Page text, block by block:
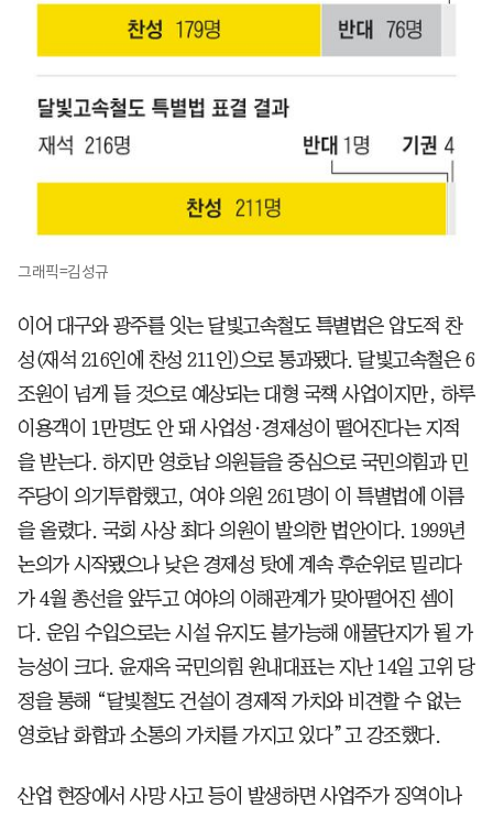
그래픽=김성규
이어 대구와 광주를 잇는 달빛고속철도 특별법은 압도적 찬
성(재석 216인에 찬성 211인)으로 통과됐다. 달빛고속철은 6
조원이 넘게 들 것으로 예상되는 대형 국책 사업이지만, 하루
이용객이 1만명도 안 돼 사업성·경제성이 떨어진다는 지적
을 받는다. 하지만 영호남 의원들을 중심으로 국민의힘과 민
주당이 의기투합했고, 여야 의원 261명이 이 특별법에 이름
을 올렸다. 국회 사상 최다 의원이 발의한 법안이다. 1999년
논의가 시작됐으나 낮은 경제성 탓에 계속 후순위로 밀리다
가 4월 총선을 앞두고 여야의 이해관계가 맞아떨어진 셈이
다. 운임 수입으로는 시설 유지도 불가능해 애물단지가 될 가
능성이 크다. 윤재옥 국민의힘 원내대표는 지난 14일 고위 당
정을 통해 “달빛철도 건설이 경제적 가치와 비견할 수 없는
영호남 화합과 소통의 가치를 가지고 있다”고 강조했다.
산업 현장에서 사망 사고 등이 발생하면 사업주가 징역이나